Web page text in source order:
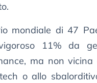
mondiale di 47
11% da
ma non
o allo